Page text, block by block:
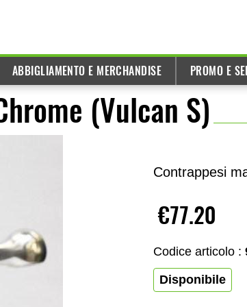
ABBIGLIAMENTO E MERCHANDISE PROMO E
(Vulcan S)
Contrappesi
€77.20
Codice articolo :
Disponibile